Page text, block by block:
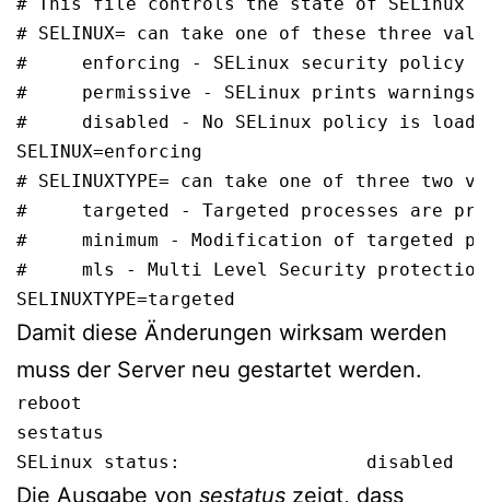
# SELINUX= can take one of these three
#     enforcing - SELinux security policy
#     permissive - SELinux prints
#     disabled - No SELinux policy is
SELINUX=enforcing
# SELINUXTYPE= can take one of three two
#     targeted - Targeted processes are
#     minimum - Modification of targeted
#     mls - Multi Level Security
SELINUXTYPE=targeted
Damit diese Änderungen wirksam werden
muss der Server neu gestartet werden.
reboot
sestatus
SELinux status:                 disabled
Die Ausgabe von sestatus zeigt, dass